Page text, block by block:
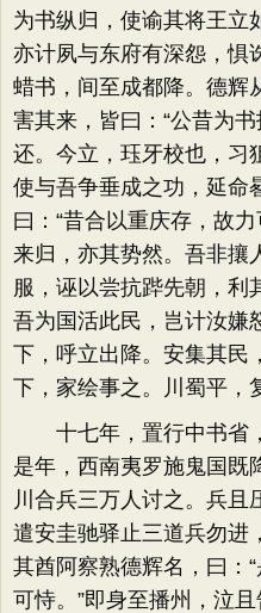
为书纵归，使谕其将王立
亦计夙与东府有深怨，惧
蜡书，间至成都降。德辉
害其来，皆曰：“公昔为
还。今立，珏牙校也，习
使与吾争垂成之功，延命
曰：“昔合以重庆存，故
来归，亦其势然。吾非攘
服，诬以尝抗跸先朝，利
吾为国活此民，岂计汝嫌
下，呼立出降。安集其民
下，家绘事之。川蜀平，
十七年，置行中书省，
是年，西南夷罗施鬼国既
川合兵三万人讨之。兵且
遣安圭驰驿止三道兵勿进
其酋阿察熟德辉名，曰：
可恃。”即身至播州，泣